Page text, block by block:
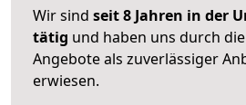
Wir sind seit 8 Jahren in der
tätig und haben uns durch
Angebote als zuverlässiger
erwiesen.